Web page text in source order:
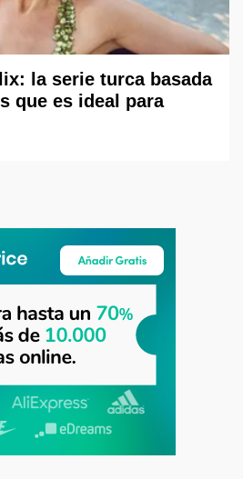
la serie turca basada
que es ideal para